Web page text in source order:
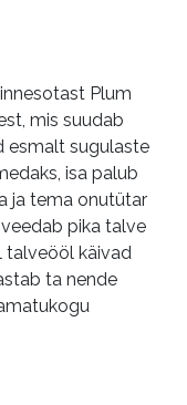
Plum
mis suudab
esmalt sugulaste
isa palub
ja tema onutütar
pika talve
talveööl käivad
ta nende